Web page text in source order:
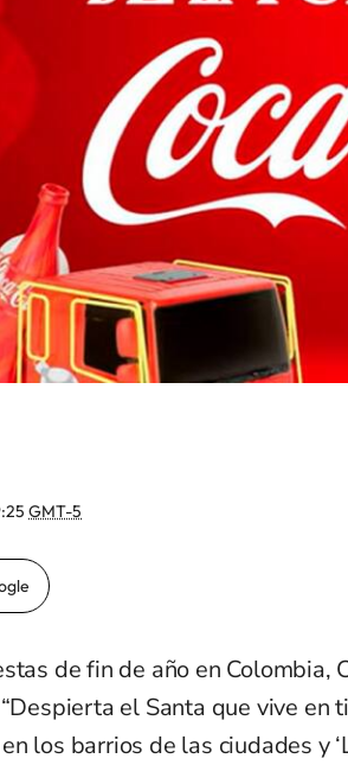
GMT-5
de fin de año en Colombia,
el Santa que vive en
los barrios de las ciudades y